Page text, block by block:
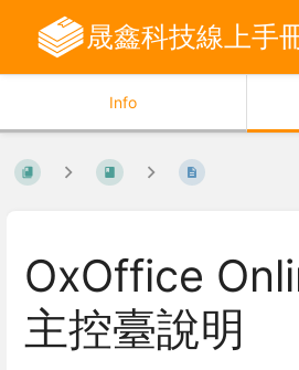
晟鑫科技線上手
Info
OxOffice
主控臺說明